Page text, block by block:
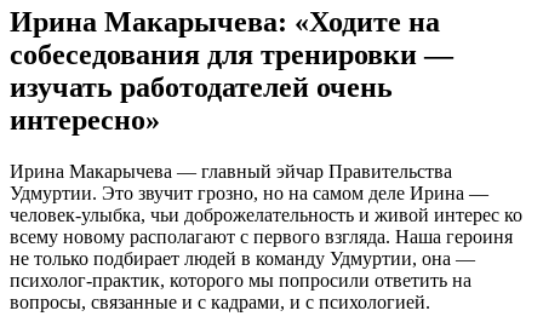
Ирина Макарычева: «Ходите на
собеседования для тренировки —
изучать работодателей очень
интересно»
Ирина Макарычева — главный эйчар Правительства
Удмуртии. Это звучит грозно, но на самом деле Ирина —
человек-улыбка, чьи доброжелательность и живой интерес ко
всему новому располагают с первого взгляда. Наша героиня
не только подбирает людей в команду Удмуртии, она —
психолог-практик, которого мы попросили ответить на
вопросы, связанные и с кадрами, и с психологией.